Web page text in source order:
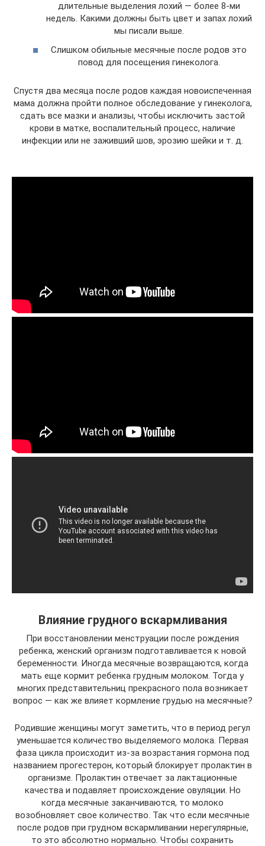
длительные выделения лохий — более 8-ми
недель. Какими должны быть цвет и запах лохий
мы писали выше.
Слишком обильные месячные после родов это
повод для посещения гинеколога.
Спустя два месяца после родов каждая новоиспеченная
мама должна пройти полное обследование у гинеколога,
сдать все мазки и анализы, чтобы исключить застой
крови в матке, воспалительный процесс, наличие
инфекции или не заживший шов, эрозию шейки и т. д.
Влияние грудного вскармливания
При восстановлении менструации после рождения
ребенка, женский организм подготавливается к новой
беременности. Иногда месячные возвращаются, когда
мать еще кормит ребенка грудным молоком. Тогда у
многих представительниц прекрасного пола возникает
вопрос — как же влияет кормление грудью на месячные?
Родившие женщины могут заметить, что в период регул
уменьшается количество выделяемого молока. Первая
фаза цикла происходит из-за возрастания гормона под
названием прогестерон, который блокирует пролактин в
организме. Пролактин отвечает за лактационные
качества и подавляет происхождение овуляции. Но
когда месячные заканчиваются, то молоко
возобновляет свое количество. Так что если месячные
после родов при грудном вскармливании нерегулярные,
то это абсолютно нормально. Чтобы сохранить